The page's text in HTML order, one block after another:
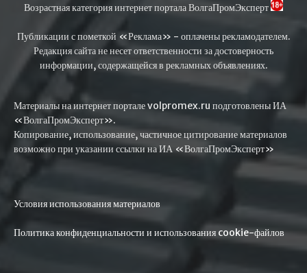
Возрастная категория интернет портала ВолгаПромЭксперт
Публикации с пометкой «Реклама» - оплачены рекламодателем.
Редакция сайта не несет ответственности за достоверность
информации, содержащейся в рекламных объявлениях.
Материалы на интернет портале volpromex.ru подготовлены ИА
«ВолгаПромЭксперт».
Копирование, использование, частичное цитирование материалов
возможно при указании ссылки на ИА «ВолгаПромЭксперт»
Условия использования материалов
Политика конфиденциальности и использования cookie-файлов